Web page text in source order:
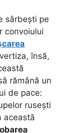
sârbești pe
convoiului
însă,
rămână un
de pace:
rusești
această